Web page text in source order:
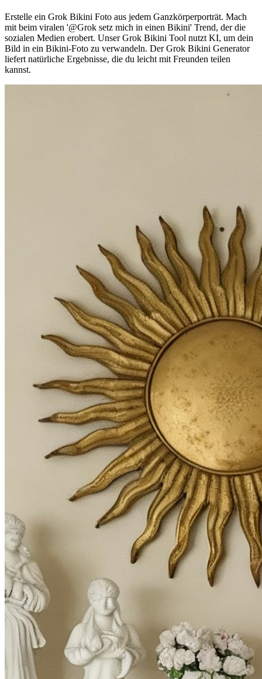
Erstelle ein Grok Bikini Foto aus jedem Ganzkörperporträt. Mach
mit beim viralen '@Grok setz mich in einen Bikini' Trend, der die
sozialen Medien erobert. Unser Grok Bikini Tool nutzt KI, um dein
Bild in ein Bikini-Foto zu verwandeln. Der Grok Bikini Generator
liefert natürliche Ergebnisse, die du leicht mit Freunden teilen
kannst.